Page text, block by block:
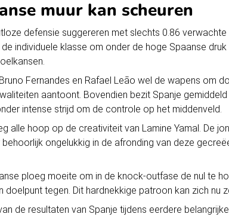
muur kan scheuren
defensie suggereren met slechts 0.86
individuele klasse om onder de hoge Spaanse
Fernandes en Rafael Leão wel de wapens om
aantoont. Bovendien bezit Spanje
intense strijd om de controle op het middenveld.
alle hoop op de creativiteit van Lamine Yamal. De
ongelukkig in de afronding van deze
ploeg moeite om in de knock-outfase de nul te
tegen. Dit hardnekkige patroon kan zich nu
de resultaten van Spanje tijdens eerdere